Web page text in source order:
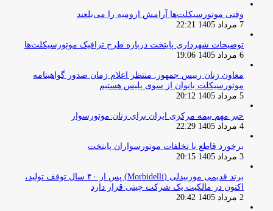
وقتی موتورسیکلت‌ها آرامش ارومیه را می‌بلعند
7 مرداد 1405 22:21
توضیحات شهرداری پایتخت درباره طرح ترافیک موتورسیکلت‌ها
6 مرداد 1405 19:06
معاون زنان رییس جمهور: منتظر اعلام زمان صدور گواهینامه
موتورسیکلت بانوان از سوی پلیس هستیم
5 مرداد 1405 20:12
خبر مهم بیمه مرکزی ایران برای زنان موتورسوار
4 مرداد 1405 22:29
برخورد قاطع با تخلفات موتورسواران پایتخت
3 مرداد 1405 20:15
برند قدیمی موربیدلی (Morbidelli) پس از ۴۰ سال توقف تولید،
اکنون در مالکیت یک شرکت چینی قرار دارد
2 مرداد 1405 20:42